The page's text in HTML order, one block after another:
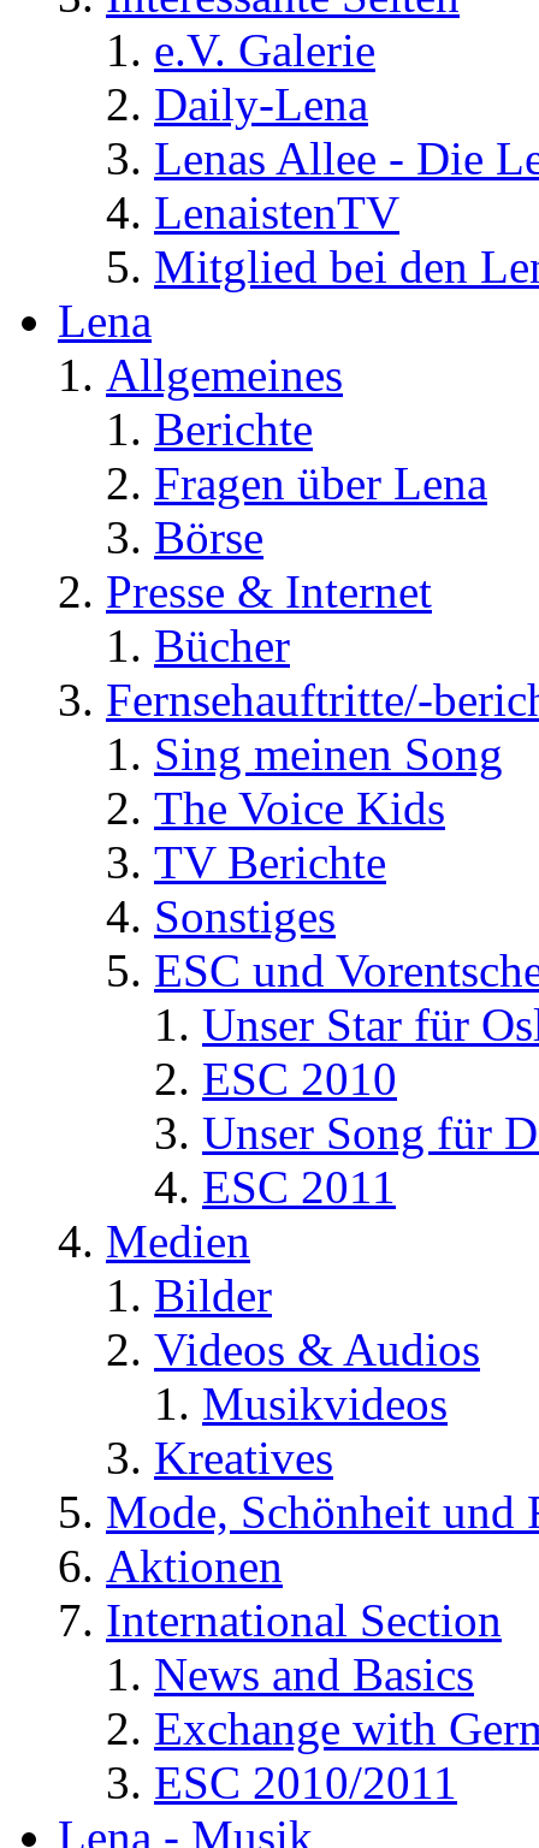
e.V. Galerie
Daily-Lena
Lenas Allee - Die
LenaistenTV
Mitglied bei den
Lena
Allgemeines
Berichte
Fragen über Lena
Börse
Presse & Internet
Bücher
Fernsehauftritte/-
Sing meinen Song
The Voice Kids
TV Berichte
Sonstiges
ESC und
Unser Star für
ESC 2010
Unser Song für
ESC 2011
Medien
Bilder
Videos & Audios
Musikvideos
Kreatives
Mode, Schönheit und
Aktionen
International Section
News and Basics
Exchange with
ESC 2010/2011
Lena - Musik